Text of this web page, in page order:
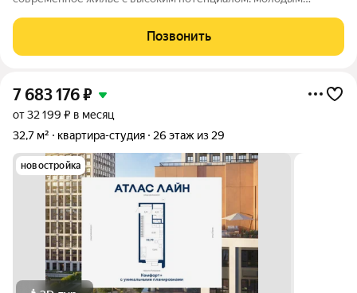
планировка позволяет эффективно организовать
пространство и использовать для дохода от
Позвонить
7 683 176₽
от 32 199 ₽ в месяц
32,7 м²
квартира-студия 26 этаж из 29
новостройка